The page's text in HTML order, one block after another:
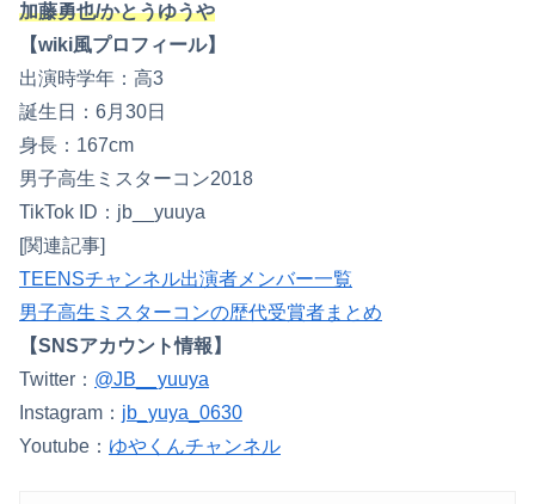
加藤勇也/かとうゆうや
【wiki風プロフィール】
出演時学年：高3
誕生日：6月30日
身長：167cm
男子高生ミスターコン2018
TikTok ID：jb__yuuya
[関連記事]
TEENSチャンネル出演者メンバー一覧
男子高生ミスターコンの歴代受賞者まとめ
【SNSアカウント情報】
Twitter： @JB__yuuya
Instagram： jb_yuya_0630
Youtube： ゆやくんチャンネル